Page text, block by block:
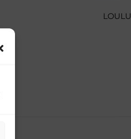
LOULU